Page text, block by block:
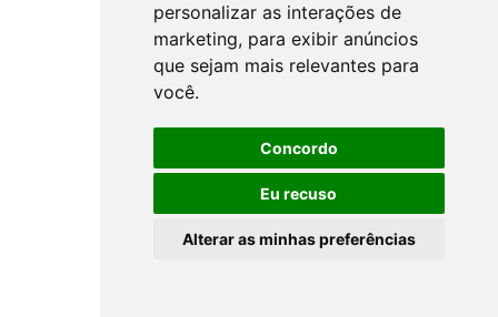
personalizar as interações de
marketing, para exibir anúncios
que sejam mais relevantes para
você.
Concordo
Eu recuso
Alterar as minhas preferências